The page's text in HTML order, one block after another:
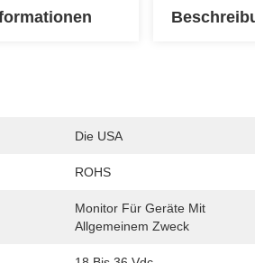
Die USA
ROHS
Monitor Für Geräte Mit
Allgemeinem Zweck